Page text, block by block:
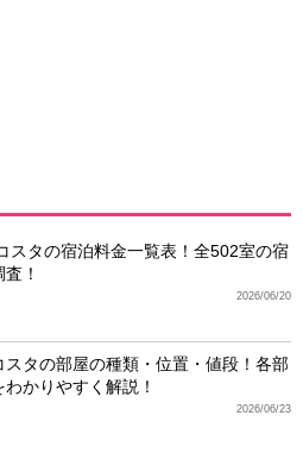
スタの宿泊料金一覧表！全502室の宿
！
2026/06/20
スタの部屋の種類・位置・値段！各部
かりやすく解説！
2026/06/23